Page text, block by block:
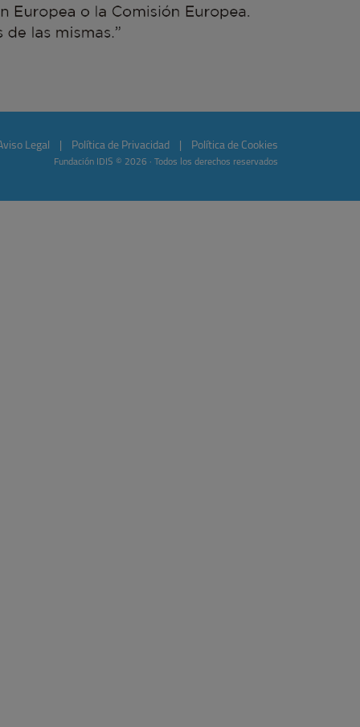
Legal Política de Privacidad Política de Cookies
Fundación IDIS © 2026 · Todos los derechos reservados